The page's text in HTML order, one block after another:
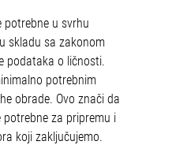
potrebne u svrhu
skladu sa zakonom
podataka o ličnosti.
potrebnim
obrade. Ovo znači da
za pripremu i
koji zaključujemo.